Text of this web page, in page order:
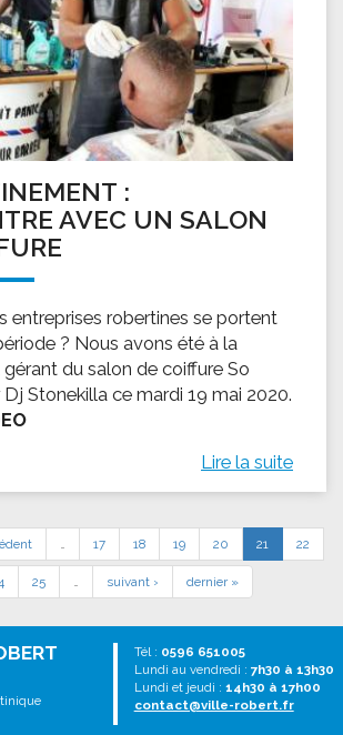
:
AVEC UN SALON
entreprises robertines se portent
? Nous avons été à la
du salon de coiffure So
Dj Stonekilla ce mardi 19 mai 2020.
Lire la suite
… 17 18 19 20 21 22
25 … suivant › dernier »
Tél : 0596 651005
Lundi au vendredi : 7h30 à 13h30
Lundi et jeudi : 14h30 à 17h00
contact@ville-robert.fr